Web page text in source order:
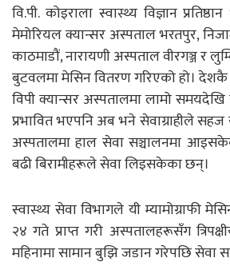
वि.पी. कोइराला स्वास्थ्य विज्ञान
मेमोरियल क्यान्सर अस्पताल भरतपुर,
काठमाडौं, नारायणी अस्पताल वीरगञ्ज र
बुटवलमा मेसिन वितरण गरिएको हो।देशकै
विपी क्यान्सर अस्पतालमा लामो समयदेखि
प्रभावित भएपनि अब भने सेवाग्राहीले
अस्पतालमा हाल सेवा सञ्चालनमा
बढी बिरामीहरूले सेवा लिइसकेका छन्।
स्वास्थ्य सेवा विभागले यी म्यामोग्राफी
२४ गते प्राप्त गरी अस्पतालहरूसँग
महिनामा सामान बुझि जडान गरेपछि सेवा